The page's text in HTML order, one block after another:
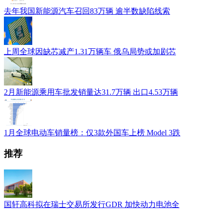
去年我国新能源汽车召回83万辆 逾半数缺陷线索
上周全球因缺芯减产1.31万辆车 俄乌局势或加剧芯
2月新能源乘用车批发销量达31.7万辆 出口4.53万辆
1月全球电动车销量榜：仅3款外国车上榜 Model 3跌
推荐
国轩高科拟在瑞士交易所发行GDR 加快动力电池全